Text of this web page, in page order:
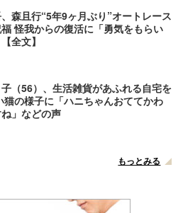
森且行“5年9ヶ月ぶり”オートレース
怪我からの復活に「勇気をもらい
全文】
（56）、生活雑貨があふれる自宅を
猫の様子に「ハニちゃんおててかわ
」などの声
もっとみる